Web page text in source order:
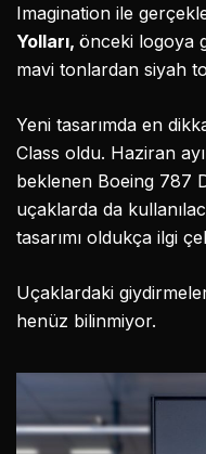
Imagination ile
Yolları, önceki logoya
mavi tonlardan siyah
Yeni tasarımda en
Class oldu. Haziran
beklenen Boeing 787
uçaklarda da
tasarımı oldukça ilgi
Uçaklardaki
henüz bilinmiyor.